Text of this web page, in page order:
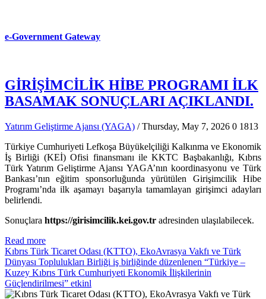
e-Government Gateway
GİRİŞİMCİLİK HİBE PROGRAMI İLK
BASAMAK SONUÇLARI AÇIKLANDI.
Yatırım Geliştirme Ajansı (YAGA) / Thursday, May 7, 2026 0 1813
Türkiye Cumhuriyeti Lefkoşa Büyükelçiliği Kalkınma ve Ekonomik
İş Birliği (KEİ) Ofisi finansmanı ile KKTC Başbakanlığı, Kıbrıs
Türk Yatırım Geliştirme Ajansı YAGA’nın koordinasyonu ve Türk
Bankası’nın eğitim sponsorluğunda yürütülen Girişimcilik Hibe
Programı’nda ilk aşamayı başarıyla tamamlayan girişimci adayları
belirlendi.
Sonuçlara https://girisimcilik.kei.gov.tr adresinden ulaşılabilecek.
Read more
Kıbrıs Türk Ticaret Odası (KTTO), EkoAvrasya Vakfı ve Türk
Dünyası Toplulukları Birliği iş birliğinde düzenlenen “Türkiye –
Kuzey Kıbrıs Türk Cumhuriyeti Ekonomik İlişkilerinin
Güçlendirilmesi” etkinl